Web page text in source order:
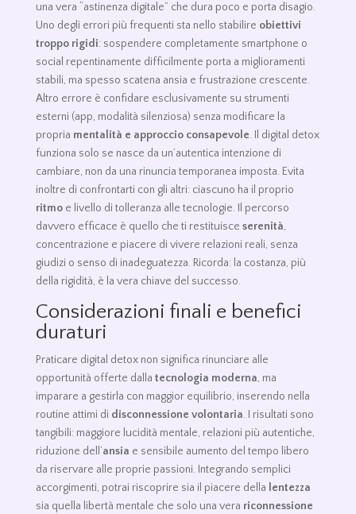
una vera “astinenza digitale” che dura poco e porta disagio.
Uno degli errori più frequenti sta nello stabilire obiettivi
troppo rigidi: sospendere completamente smartphone o
social repentinamente difficilmente porta a miglioramenti
stabili, ma spesso scatena ansia e frustrazione crescente.
Altro errore è confidare esclusivamente su strumenti
esterni (app, modalità silenziosa) senza modificare la
propria mentalità e approccio consapevole. Il digital detox
funziona solo se nasce da un’autentica intenzione di
cambiare, non da una rinuncia temporanea imposta. Evita
inoltre di confrontarti con gli altri: ciascuno ha il proprio
ritmoe livello di tolleranza alle tecnologie. Il percorso
davvero efficace è quello che ti restituisce serenità,
concentrazione e piacere di vivere relazioni reali, senza
giudizi o senso di inadeguatezza. Ricorda: la costanza, più
della rigidità, è la vera chiave del successo.
Considerazioni finali e benefici
duraturi
Praticare digital detox non significa rinunciare alle
opportunità offerte dalla tecnologia moderna, ma
imparare a gestirla con maggior equilibrio, inserendo nella
routine attimi di disconnessione volontaria. I risultati sono
tangibili: maggiore lucidità mentale, relazioni più autentiche,
riduzione dell’ansia e sensibile aumento del tempo libero
da riservare alle proprie passioni. Integrando semplici
accorgimenti, potrai riscoprire sia il piacere della lentezza
sia quella libertà mentale che solo una vera riconnessione